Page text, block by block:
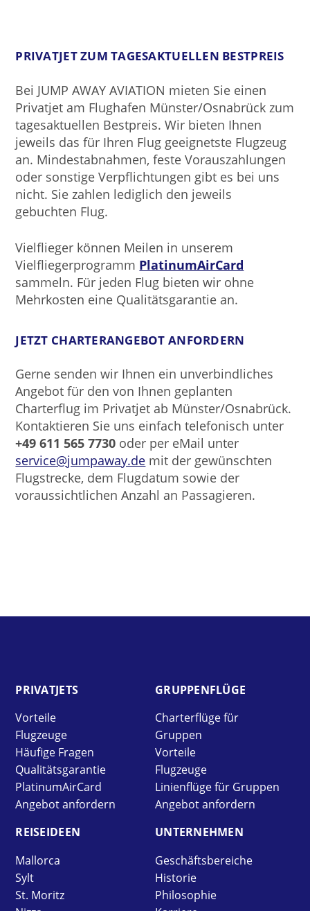
PRIVATJET ZUM TAGESAKTUELLEN BESTPREIS
Bei JUMP AWAY AVIATION mieten Sie einen
Privatjet am Flughafen Münster/Osnabrück zum
tagesaktuellen Bestpreis. Wir bieten Ihnen
jeweils das für Ihren Flug geeignetste Flugzeug
an. Mindestabnahmen, feste Vorauszahlungen
oder sonstige Verpflichtungen gibt es bei uns
nicht. Sie zahlen lediglich den jeweils
gebuchten Flug.
Vielflieger können Meilen in unserem
Vielfliegerprogramm PlatinumAirCard
sammeln. Für jeden Flug bieten wir ohne
Mehrkosten eine Qualitätsgarantie an.
JETZT CHARTERANGEBOT ANFORDERN
Gerne senden wir Ihnen ein unverbindliches
Angebot für den von Ihnen geplanten
Charterflug im Privatjet ab Münster/Osnabrück.
Kontaktieren Sie uns einfach telefonisch unter
+49 611 565 7730 oder per eMail unter
service@jumpaway.de mit der gewünschten
Flugstrecke, dem Flugdatum sowie der
voraussichtlichen Anzahl an Passagieren.
PRIVAT­JETS
Vorteile
Flugzeuge
Häufige Fragen
Qualitätsgarantie
PlatinumAirCard
Angebot anfordern
GRUPPEN­FLÜGE
Charterflüge für
Gruppen
Vorteile
Flugzeuge
Linienflüge für Gruppen
Angebot anfordern
REISE­IDEEN
Mallorca
Sylt
St. Moritz
UNTER­NEHMEN
Geschäftsbereiche
Historie
Philosophie